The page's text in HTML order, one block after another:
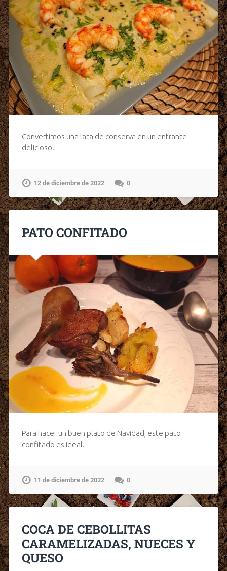
Convertimos una lata de conserva en un entrante
delicioso.
12 de diciembre de 2022 0
PATO CONFITADO
Para hacer un buen plato de Navidad, este pato
confitado es ideal.
11 de diciembre de 2022 0
COCA DE CEBOLLITAS
CARAMELIZADAS, NUECES Y
QUESO